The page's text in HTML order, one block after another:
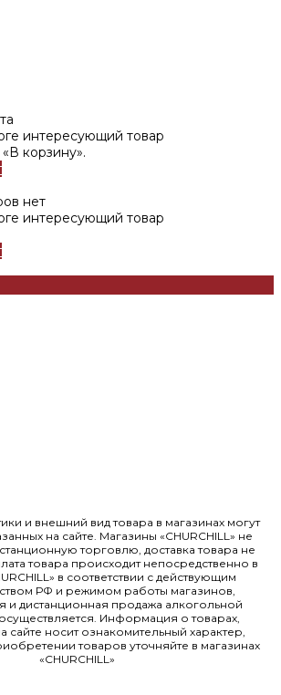
интересующий товар
корзину».
нет
интересующий товар
и внешний вид товара в магазинах могут
на сайте. Магазины «CHURCHILL» не
торговлю, доставка товара не
товара происходит непосредственно в
в соответствии с действующим
РФ и режимом работы магазинов,
и дистанционная продажа алкогольной
Информация о товарах,
сайте носит ознакомительный характер,
товаров уточняйте в магазинах
«CHURCHILL»